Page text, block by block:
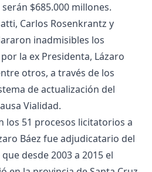
$685.000 millones.
Carlos Rosenkrantz y
inadmisibles los
la ex Presidenta, Lázaro
otros, a través de los
de actualización del
Vialidad.
los 51 procesos licitatorios a
Báez fue adjudicatario del
desde 2003 a 2015 el